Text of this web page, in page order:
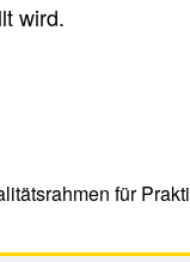
wird.
für